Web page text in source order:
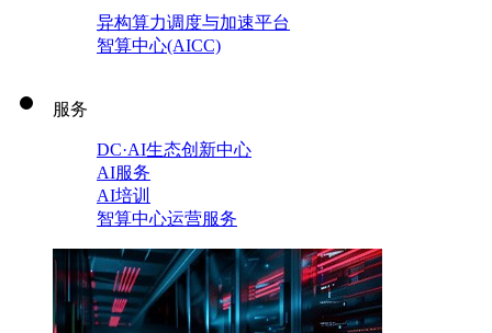
异构算力调度与加速平台
智算中心(AICC)
服务
DC·AI生态创新中心
AI服务
AI培训
智算中心运营服务